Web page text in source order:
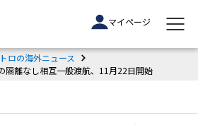
マイページ
ロの海外ニュース
隔離なし相互一般渡航、11月22日開始